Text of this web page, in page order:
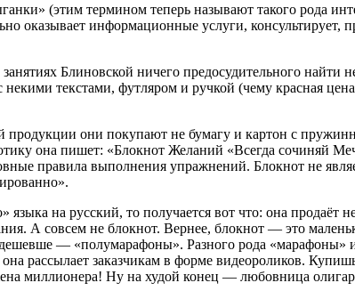
(этим термином теперь называют такого рода
оказывает информационные услуги,
Блиновской ничего предосудительного
текстами, футляром и ручкой (чему красная
продукции они покупают не бумагу и картон с
она пишет: «Блокнот Желаний «Всегда сочиняй
правила выполнения упражнений. Блокнот не
языка на русский, то получается вот что: она
А совсем не блокнот. Вернее, блокнот — это
— «полумарафоны». Разного рода «марафоны»
рассылает заказчикам в форме видеороликов.
миллионера! Ну на худой конец — любовница